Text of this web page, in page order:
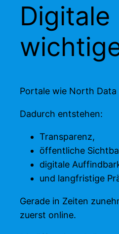
Portale wie North
Dadurch entstehen:
Transparenz,
öffentliche
digitale
und langfristige
Gerade in Zeiten
zuerst online.